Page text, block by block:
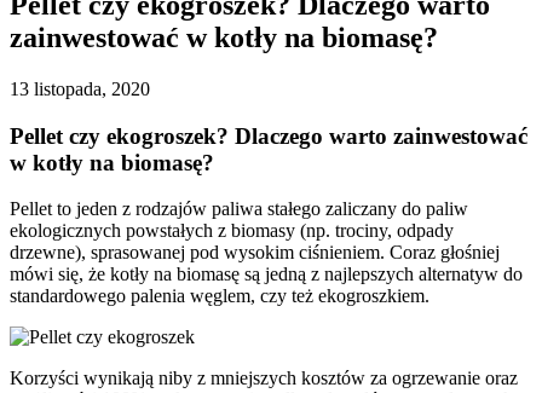
zainwestować w kotły na biomasę?
13 listopada, 2020
Pellet czy ekogroszek? Dlaczego warto zainwestować
w kotły na biomasę?
Pellet to jeden z rodzajów paliwa stałego zaliczany do paliw
ekologicznych powstałych z biomasy (np. trociny, odpady
drzewne), sprasowanej pod wysokim ciśnieniem. Coraz głośniej
mówi się, że kotły na biomasę są jedną z najlepszych alternatyw do
standardowego palenia węglem, czy też ekogroszkiem.
Korzyści wynikają niby z mniejszych kosztów za ogrzewanie oraz